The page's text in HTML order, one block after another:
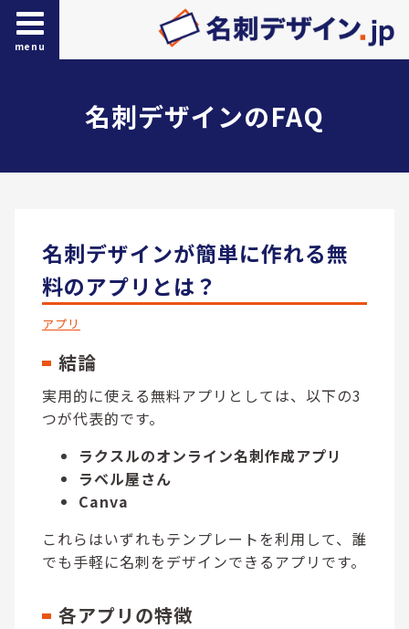
menu
名刺デザインのFAQ
名刺デザインが簡単に作れる無
料のアプリとは？
アプリ
結論
実用的に使える無料アプリとしては、以下の3
つが代表的です。
ラクスルのオンライン名刺作成アプリ
ラベル屋さん
Canva
これらはいずれもテンプレートを利用して、誰
でも手軽に名刺をデザインできるアプリです。
各アプリの特徴